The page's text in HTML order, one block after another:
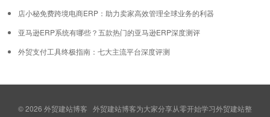
店小秘免费跨境电商ERP：助力卖家高效管理全球业务的利器
亚马逊ERP系统有哪些？五款热门的亚马逊ERP深度测评
外贸支付工具终极指南：七大主流平台深度评测
© 2026 外贸建站博客 外贸建站博客为大家分享从零开始学习外贸建站整